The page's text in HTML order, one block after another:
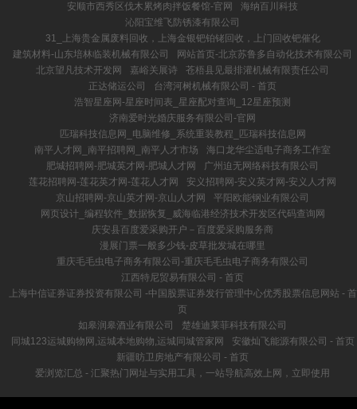
安顺市西秀区伐木累烤肉拌饭餐馆-官网
海纳百川科技
沁阳宝维飞防锈漆有限公司
31_上海贵金属废料回收，上海金银钯铂铑回收，上门回收钯催化
建筑材料-山东培林临装机械有限公司
网站首页-北京苏鲁多自动化技术有限公司
北京望凡技术开发网
嘉峪关展诗
苍梧县见最排灌机械有限责任公司
正达储运公司
台湾河树机械有限公司 - 首页
浩智星座网-星座时间表_星座配对查询_12星座预测
济南爱时光婚庆服务有限公司-官网
匹瑞科技信息网_电脑维修_系统重装教程_匹瑞科技信息网
南平人才网_南平招聘网_南平人才市场
海口龙华尘适电子商务工作室
肥城招聘网-肥城英才网-肥城人才网
广州迫无网络科技有限公司
莲花招聘网-莲花英才网-莲花人才网
安义招聘网-安义英才网-安义人才网
京山招聘网-京山英才网-京山人才网
平阳欧能钢业有限公司
网页设计_编程软件_数据恢复_威海临港经济技术开发区代码查询网
庆安县百度爱采购开户－百度爱采购服务商
漫展门票一般多少钱-皮草批发城在哪里
重庆毛毛虫电子商务有限公司-重庆毛毛虫电子商务有限公司
江西特尼贸易有限公司 - 首页
上海中信证券证券投资有限公司 -中国股票证券发行管理中心优秀股票信息网站 - 首
页
如皋润皋酒业有限公司
楚雄迪莱菲科技有限公司
同城123运城购物网,运城本地购物,运城同城管家网
安徽灿飞能源有限公司 - 首页
新疆昉卫房地产有限公司 - 首页
爱浏览汇总 - 汇聚热门网址与实用工具，一站导航高效上网，立即使用